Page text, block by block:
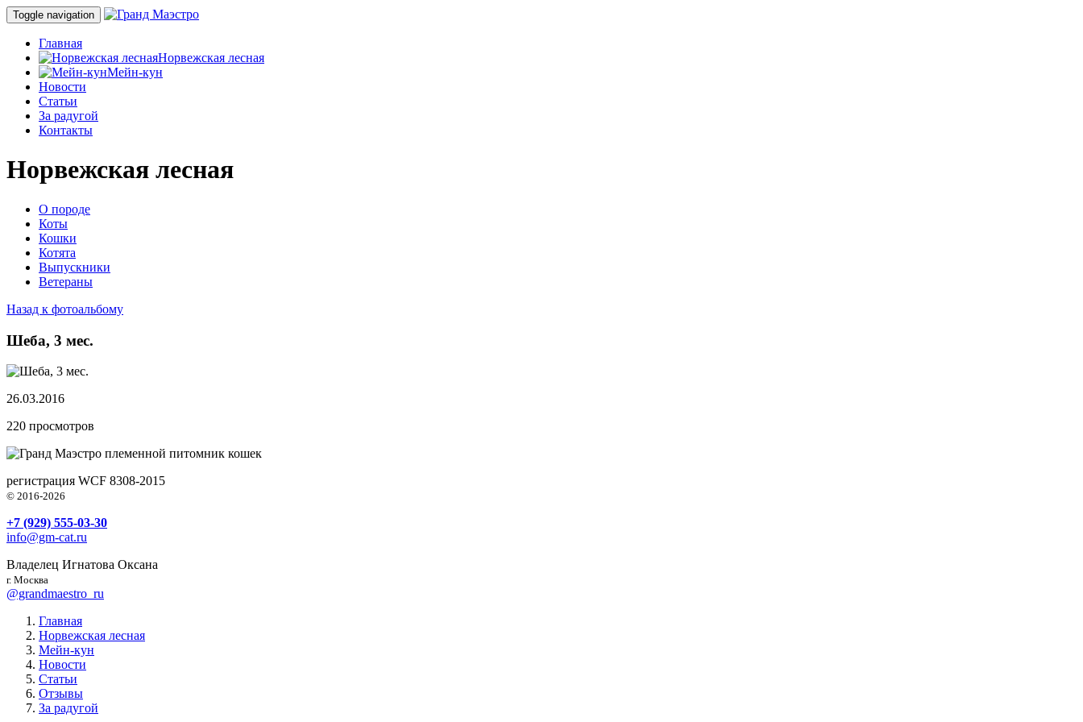
Toggle navigation
Главная
Норвежская лесная
Мейн-кун
Новости
Статьи
За радугой
Контакты
Норвежская лесная
О породе
Коты
Кошки
Котята
Выпускники
Ветераны
Назад к фотоальбому
Шеба, 3 мес.
26.03.2016
220 просмотров
племенной питомник кошек
регистрация WCF 8308-2015
© 2016-2026
+7 (929) 555-03-30
info@gm-cat.ru
Владелец Игнатова Оксана
г. Москва
@grandmaestro_ru
Главная
Норвежская лесная
Мейн-кун
Новости
Статьи
Отзывы
За радугой